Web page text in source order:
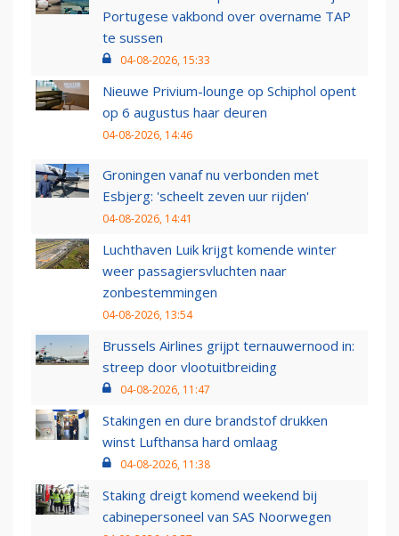
Portugese vakbond over overname TAP
te sussen
04-08-2026, 15:33
Nieuwe Privium-lounge op Schiphol opent
op 6 augustus haar deuren
04-08-2026, 14:46
Groningen vanaf nu verbonden met
Esbjerg: 'scheelt zeven uur rijden'
04-08-2026, 14:41
Luchthaven Luik krijgt komende winter
weer passagiersvluchten naar
zonbestemmingen
04-08-2026, 13:54
Brussels Airlines grijpt ternauwernood in:
streep door vlootuitbreiding
04-08-2026, 11:47
Stakingen en dure brandstof drukken
winst Lufthansa hard omlaag
04-08-2026, 11:38
Staking dreigt komend weekend bij
cabinepersoneel van SAS Noorwegen